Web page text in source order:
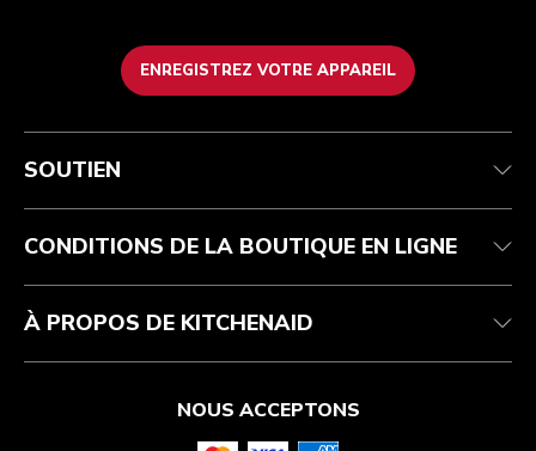
ENREGISTREZ VOTRE APPAREIL
Service après-vente
Contactez-nous
Réparation autorisée
Résidents du Québec
Conditions d’utilisation
Retours et remboursements
Aide relative au produit
La marque
Affiliation
SOUTIEN
CONDITIONS DE LA BOUTIQUE EN LIGNE
À PROPOS DE KITCHENAID
NOUS ACCEPTONS